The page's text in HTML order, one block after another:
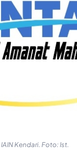
Kendari. Foto: Ist.